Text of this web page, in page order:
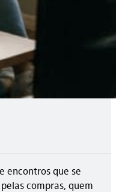
encontros que se
compras, quem